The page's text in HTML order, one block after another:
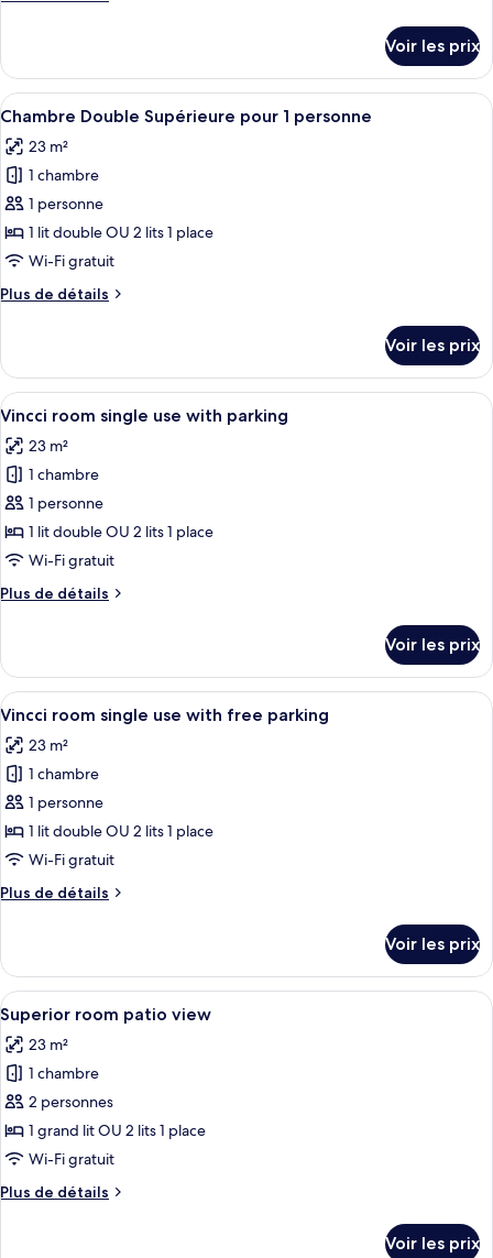
chambre :
le
type
de
Vincci
Room
Voir les prix
Afficher
toutes
les
photos
pour
ce
type
chambre :
Supérieure
pour
1
personne
Une chambre d’hôtel avec un
4
Chambre Double Supérieure pour 1 personne
23 m²
1 chambre
1 personne
1 lit double OU 2 lits 1 place
Wi-Fi gratuit
Plus de détails
Plus
le
type
de
Chambre
Double
pour
personne
Voir les prix
Afficher
toutes
les
photos
pour
ce
type
chambre :
single
use
with
parking
Une chambre d’hôtel avec un
6
Vincci room single use with parking
23 m²
1 chambre
1 personne
1 lit double OU 2 lits 1 place
Wi-Fi gratuit
Plus de détails
Plus
le
type
de
Vincci
room
use
with
parking
Voir les prix
Afficher
toutes
les
photos
pour
ce
type
chambre :
single
use
with
free
parking
Une chambre d’hôtel avec un
5
Vincci room single use with free parking
23 m²
1 chambre
1 personne
1 lit double OU 2 lits 1 place
Wi-Fi gratuit
Plus de détails
Plus
le
type
de
chambre
Vincci
room
use
with
free
parking
Voir les prix
Afficher
toutes
les
photos
pour
ce
type
chambre :
Une chambre d’hôtel avec un
13
Superior room patio view
23 m²
1 chambre
2 personnes
1 grand lit OU 2 lits 1 place
Wi-Fi gratuit
Plus de détails
Plus
Voir les prix